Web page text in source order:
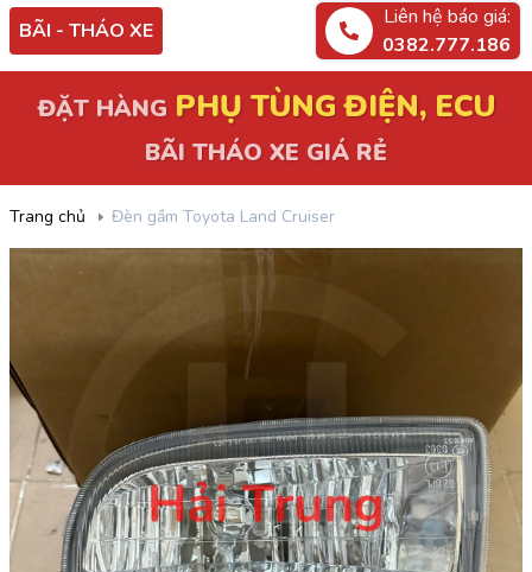
BÃI - THÁO XE
Liên hệ báo giá:
0382.777.186
ĐẶT HÀNGPHỤ TÙNG ĐIỆN, ECU
BÃI THÁO XE GIÁ RẺ
Trang chủ Đèn gầm Toyota Land Cruiser